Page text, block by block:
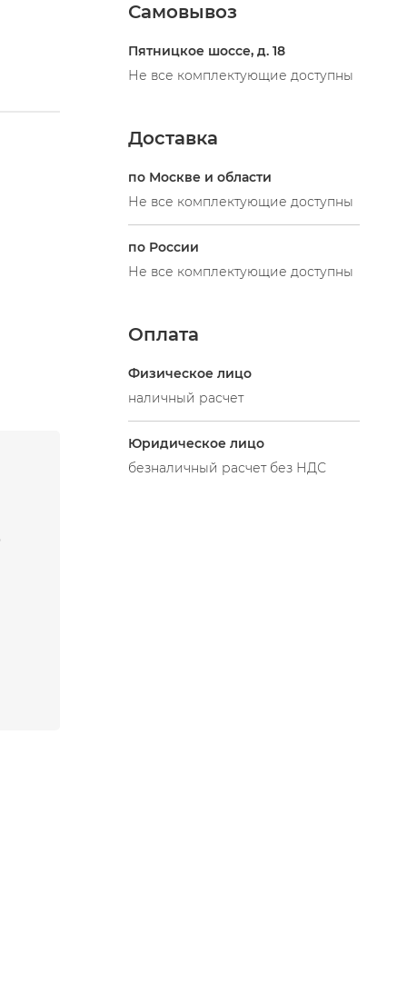
Самовывоз
Пятницкое шоссе, д. 18
Не все комплектующие доступны
Доставка
по Москве и области
Не все комплектующие доступны
по России
Не все комплектующие доступны
Оплата
Физическое лицо
наличный расчет
Юридическое лицо
безналичный расчет без НДС